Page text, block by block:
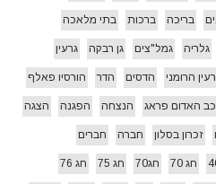
בריכה ברכות בתי מלאכה
גלריה גמל"צים גן רבקה גרעין
הרומני הדסים הדר הורסיו פאלף
האדום פראג הנצחה הפגנה הצגה
זכרון בסלון חברה חברים
חג 70 חג70 חג 75 חג 76